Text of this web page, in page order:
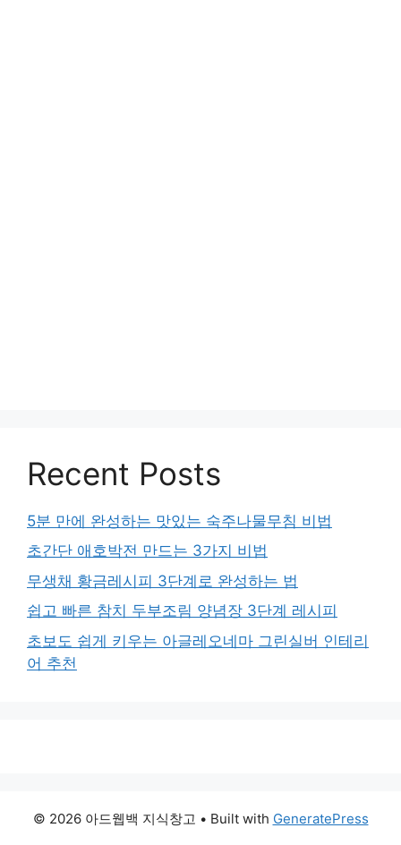
Recent Posts
5분 만에 완성하는 맛있는 숙주나물무침 비법
초간단 애호박전 만드는 3가지 비법
무생채 황금레시피 3단계로 완성하는 법
쉽고 빠른 참치 두부조림 양념장 3단계 레시피
초보도 쉽게 키우는 아글레오네마 그린실버 인테리
어 추천
© 2026 아드웹백 지식창고 • Built with GeneratePress